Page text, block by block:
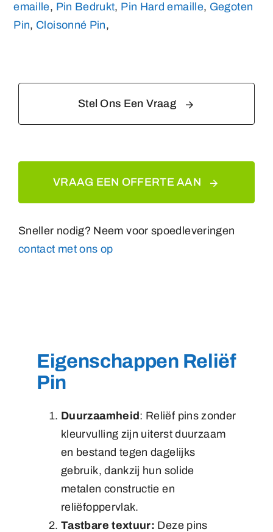
emaille, Pin Bedrukt, Pin Hard emaille, Gegoten
Pin, Cloisonné Pin,
Stel Ons Een Vraag
VRAAG EEN OFFERTE AAN
Sneller nodig? Neem voor spoedleveringen
contact met ons op
Eigenschappen Reliëf
Pin
Duurzaamheid: Reliëf pins zonder
kleurvulling zijn uiterst duurzaam
en bestand tegen dagelijks
gebruik, dankzij hun solide
metalen constructie en
reliëfoppervlak.
Tastbare textuur: Deze pins